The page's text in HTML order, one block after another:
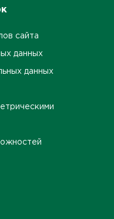
сайта
данных
данных